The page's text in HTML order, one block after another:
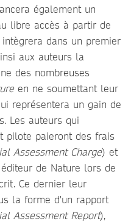
également un
libre accès à partir de
dans un premier
aux auteurs la
des nombreuses
en ne soumettant leur
représentera un gain de
Les auteurs qui
pilote paieront des frais
Assessment Charge) et
de Nature lors de
Ce dernier leur
la forme d'un rapport
Assessment Report),